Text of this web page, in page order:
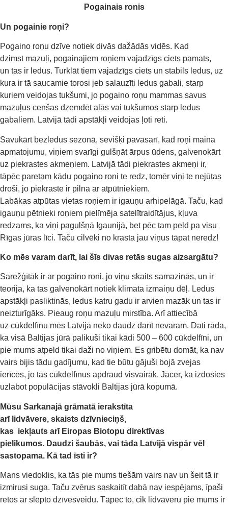
Pogainais ronis
Un pogainie roņi?
Pogaino roņu dzīve notiek divās dažādās vidēs. Kad
dzimst mazuļi, pogainajiem roņiem vajadzīgs ciets pamats,
un tas ir ledus. Turklāt tiem vajadzīgs ciets un stabils ledus, uz
kura ir tā saucamie torosi jeb salauzīti ledus gabali, starp
kuriem veidojas tukšumi, jo pogaino roņu mammas savus
mazuļus cenšas dzemdēt alās vai tukšumos starp ledus
gabaliem. Latvijā tādi apstākļi veidojas ļoti reti.
Savukārt bezledus sezonā, sevišķi pavasarī, kad roņi maina
apmatojumu, viņiem svarīgi gulšņāt ārpus ūdens, galvenokārt
uz piekrastes akmeņiem. Latvijā tādi piekrastes akmeņi ir,
tāpēc paretam kādu pogaino roni te redz, tomēr viņi te nejūtas
droši, jo piekraste ir pilna ar atpūtniekiem.
Labākas atpūtas vietas roņiem ir igauņu arhipelāgā. Taču, kad
igauņu pētnieki roņiem pielīmēja satelītraidītājus, kļuva
redzams, ka viņi pagulšņā Igaunijā, bet pēc tam peld pa visu
Rīgas jūras līci. Taču cilvēki no krasta jau viņus tāpat neredz!
Ko mēs varam darīt, lai šīs divas retās sugas aizsargātu?
Sarežģītāk ir ar pogaino roni, jo viņu skaits samazinās, un ir
teorija, ka tas galvenokārt notiek klimata izmaiņu dēļ. Ledus
apstākļi pasliktinās, ledus katru gadu ir arvien mazāk un tas ir
neizturīgāks. Pieaug roņu mazuļu mirstība. Arī attiecībā
uz cūkdelfīnu mēs Latvijā neko daudz darīt nevaram. Dati rāda,
ka visā Baltijas jūrā palikuši tikai kādi 500 – 600 cūkdelfīni, un
pie mums atpeld tikai daži no viņiem. Es gribētu domāt, ka nav
vairs bijis tādu gadījumu, kad tie būtu gājuši bojā zvejas
ierīcēs, jo tās cūkdelfīnus apdraud visvairāk. Jācer, ka izdosies
uzlabot populācijas stāvokli Baltijas jūrā kopumā.
Mūsu Sarkanajā grāmatā ierakstīta
arī lidvāvere, skaists dzīvnieciņš,
kas iekļauts arīEiropas Biotopu direktīvas
pielikumos. Daudzi šaubās, vai tāda Latvijā vispār vēl
sastopama. Kā tad īsti ir?
Mans viedoklis, ka tās pie mums tiešām vairs nav un šeit tā ir
izmirusi suga. Taču zvērus saskaitīt dabā nav iespējams, īpaši
retos ar slēpto dzīvesveidu. Tāpēc to, cik lidvāveru pie mums ir